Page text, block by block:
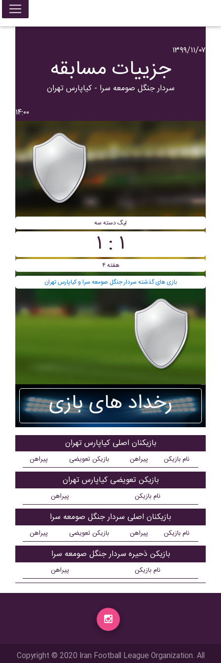
۱۳۹۹/۱۱/۰۷
جزییات مسابقه
سردار جنگل صومعه سرا - کیاپارس تهران
۱۴:۰۰
ليگ دسته سه
۱ : ۱
هفته ۴
بازی های گذشته سردار جنگل صومعه سرا و کیاپارس تهران
رخداد های بازی
بازیکنان اصلی کیاپارس تهران
نام بازیکن پیراهن بازیکن تعویضی پیراهن
بازیکن تعویضی کیاپارس تهران
نام بازیکن پیراهن
بازیکنان اصلی سردار جنگل صومعه سرا
نام بازیکن پیراهن بازیکن تعویضی پیراهن
بازیکن ذحیره سردار جنگل صومعه سرا
نام بازیکن پیراهن
Copyright © 2020 Iran Football League Organization. All